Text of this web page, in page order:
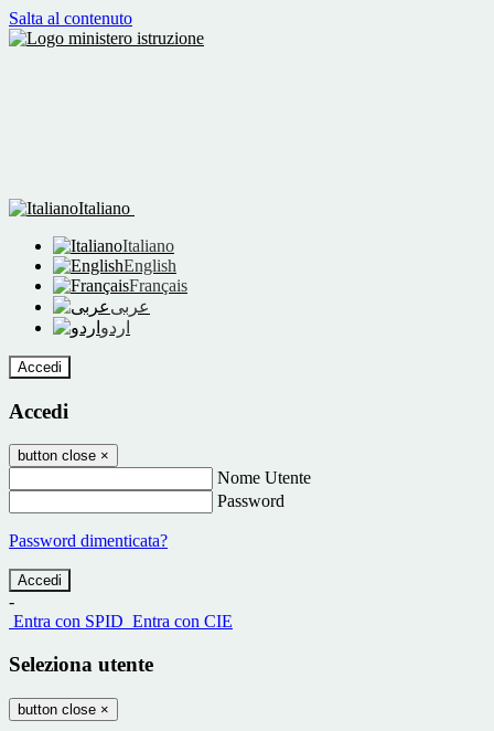
Salta al contenuto
Italiano
Italiano
English
Français
عربى
اردو
Accedi
Accedi
button close ×
Nome Utente
Password
Password dimenticata?
-
Entra con SPID Entra con CIE
Seleziona utente
button close ×